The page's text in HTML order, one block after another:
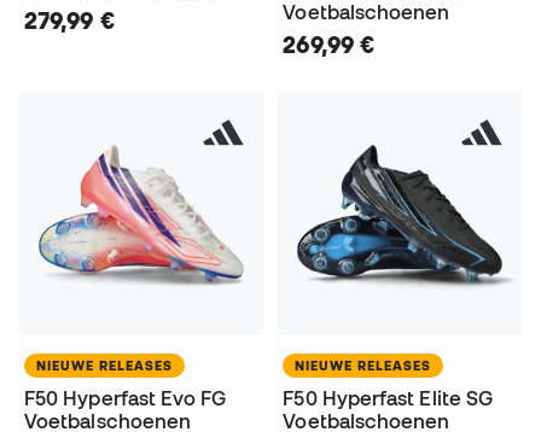
279,99 €
Voetbalschoenen
269,99 €
NIEUWE RELEASES
F50 Hyperfast Evo FG
Voetbalschoenen
NIEUWE RELEASES
F50 Hyperfast Elite SG
Voetbalschoenen